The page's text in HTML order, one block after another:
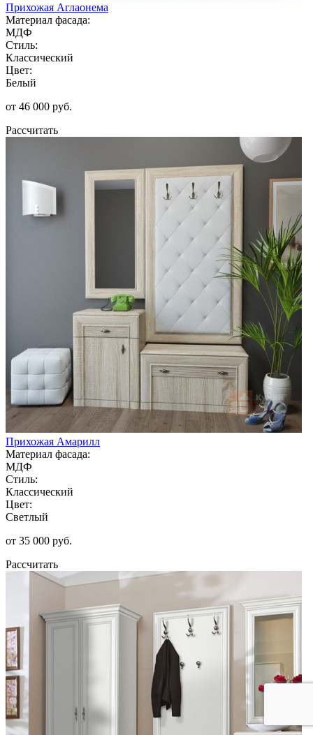
Прихожая Аглаонема
Материал фасада:
МДФ
Стиль:
Классический
Цвет:
Белый
от 46 000 руб.
Рассчитать
Прихожая Амарилл
Материал фасада:
МДФ
Стиль:
Классический
Цвет:
Светлый
от 35 000 руб.
Рассчитать